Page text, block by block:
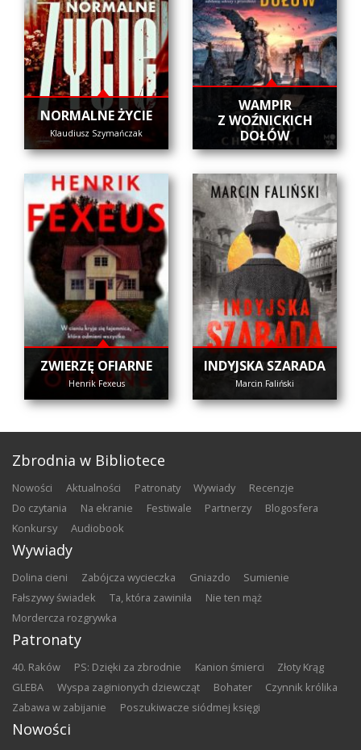
NORMALNE ŻYCIE
Klaudiusz Szymańczak
WAMPIR
Z WOŹNICKICH
DOŁÓW
ZWIERZĘ OFIARNE
Henrik Fexeus
INDYJSKA SZARADA
Marcin Faliński
Zbrodnia w Bibliotece
nowości aktualności patronaty wywiady
recenzje
do czytania
na ekranie festiwale partnerzy
blogosfera
konkursy
audiobook
Wywiady
Dolina cieni Zabójcza wycieczka Gniazdo
Sumienie
Fałszywy świadek
Ta, która zawiniła
Nie ten mąż
Mordercza rozgrywka
Patronaty
40. Raków PS: Dzięki za zbrodnie Kanion śmierci
Złoty Krąg
GLEBA
Wyspa zaginionych dziewcząt Bohater
Czynnik królika
Zabawa w zabijanie
Poszukiwacze siódmej księgi
Nowości